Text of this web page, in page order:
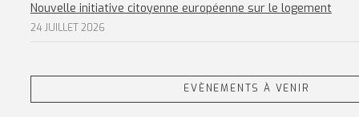
Nouvelle initiative citoyenne européenne sur le logement
24 JUILLET 2026
EVÈNEMENTS À VENIR